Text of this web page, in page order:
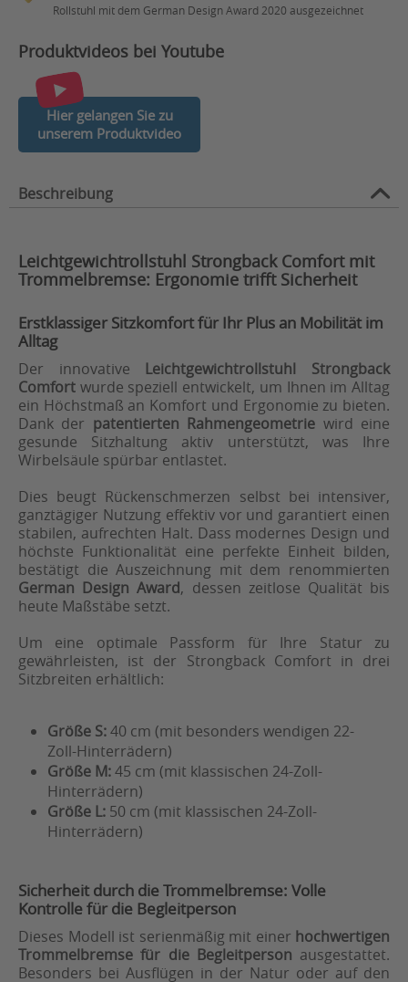
Rollstuhl mit dem German Design Award 2020 ausgezeichnet
Produktvideos bei Youtube
Hier gelangen Sie zu
unserem Produktvideo
Beschreibung
Leichtgewichtrollstuhl Strongback Comfort mit
Trommelbremse: Ergonomie trifft Sicherheit
Erstklassiger Sitzkomfort für Ihr Plus an Mobilität im
Alltag
Der innovative Leichtgewichtrollstuhl Strongback
Comfort wurde speziell entwickelt, um Ihnen im Alltag
ein Höchstmaß an Komfort und Ergonomie zu bieten.
Dank der patentierten Rahmengeometrie wird eine
gesunde Sitzhaltung aktiv unterstützt, was Ihre
Wirbelsäule spürbar entlastet.
Dies beugt Rückenschmerzen selbst bei intensiver,
ganztägiger Nutzung effektiv vor und garantiert einen
stabilen, aufrechten Halt. Dass modernes Design und
höchste Funktionalität eine perfekte Einheit bilden,
bestätigt die Auszeichnung mit dem renommierten
German Design Award, dessen zeitlose Qualität bis
heute Maßstäbe setzt.
Um eine optimale Passform für Ihre Statur zu
gewährleisten, ist der Strongback Comfort in drei
Sitzbreiten erhältlich:
Größe S:40 cm (mit besonders wendigen 22-
Zoll-Hinterrädern)
Größe M:45 cm (mit klassischen 24-Zoll-
Hinterrädern)
Größe L: 50 cm (mit klassischen 24-Zoll-
Hinterrädern)
Sicherheit durch die Trommelbremse: Volle
Kontrolle für die Begleitperson
Dieses Modell ist serienmäßig mit einer hochwertigen
Trommelbremse für die Begleitperson ausgestattet.
Besonders bei Ausflügen in der Natur oder auf den